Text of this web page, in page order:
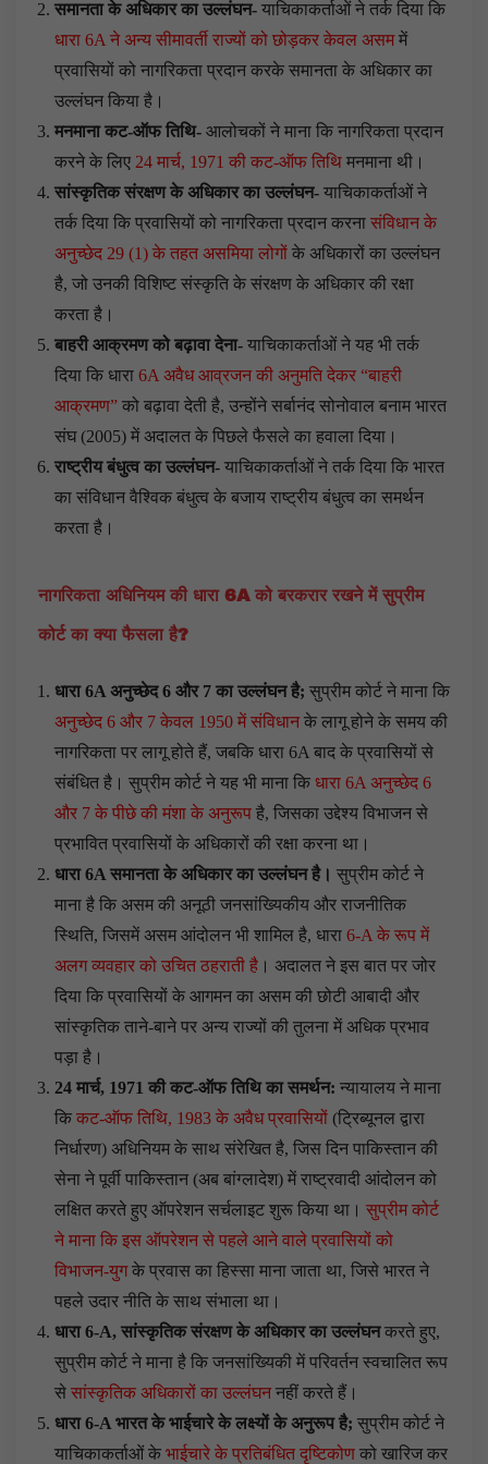
समानता के अधिकार का उल्लंघन- याचिकाकर्ताओं ने तर्क दिया कि
धारा 6A ने अन्य सीमावर्ती राज्यों को छोड़कर केवल असममें
प्रवासियों को नागरिकता प्रदान करके समानता के अधिकार का
उल्लंघन किया है।
मनमाना कट-ऑफ तिथि- आलोचकों ने माना कि नागरिकता प्रदान
करने के लिए 24 मार्च, 1971 की कट-ऑफ तिथि मनमाना थी।
सांस्कृतिक संरक्षण के अधिकार का उल्लंघन- याचिकाकर्ताओं ने
तर्क दिया कि प्रवासियों को नागरिकता प्रदान करना संविधान के
अनुच्छेद 29 (1) के तहत असमिया लोगों के अधिकारों का उल्लंघन
है, जो उनकी विशिष्ट संस्कृति के संरक्षण के अधिकार की रक्षा
करता है।
बाहरी आक्रमण को बढ़ावा देना- याचिकाकर्ताओं ने यह भी तर्क
दिया कि धारा 6A अवैध आव्रजन की अनुमति देकर “बाहरी
आक्रमण” को बढ़ावा देती है, उन्होंने सर्बानंद सोनोवाल बनाम भारत
संघ (2005) में अदालत के पिछले फैसले का हवाला दिया।
राष्ट्रीय बंधुत्व का उल्लंघन- याचिकाकर्ताओं ने तर्क दिया कि भारत
का संविधान वैश्विक बंधुत्व के बजाय राष्ट्रीय बंधुत्व का समर्थन
करता है।
नागरिकता अधिनियम की धारा 6A को बरकरार रखने में सुप्रीम
कोर्ट का क्या फैसला है?
धारा 6A अनुच्छेद 6 और 7 का उल्लंघन है; सुप्रीम कोर्ट ने माना कि
अनुच्छेद 6 और 7 केवल 1950 में संविधान के लागू होने के समय की
नागरिकता पर लागू होते हैं, जबकि धारा 6A बाद के प्रवासियों से
संबंधित है। सुप्रीम कोर्ट ने यह भी माना कि धारा 6A अनुच्छेद 6
और 7 के पीछे की मंशा के अनुरूप है, जिसका उद्देश्य विभाजन से
प्रभावित प्रवासियों के अधिकारों की रक्षा करना था।
धारा 6A समानता के अधिकार का उल्लंघन है। सुप्रीम कोर्ट ने
माना है कि असम की अनूठी जनसांख्यिकीय और राजनीतिक
स्थिति, जिसमें असम आंदोलन भी शामिल है, धारा 6-A के रूप में
अलग व्यवहार को उचित ठहराती है । अदालत ने इस बात पर जोर
दिया कि प्रवासियों के आगमन का असम की छोटी आबादी और
सांस्कृतिक ताने-बाने पर अन्य राज्यों की तुलना में अधिक प्रभाव
पड़ा है।
24 मार्च, 1971 की कट-ऑफ तिथि का समर्थन: न्यायालय ने माना
कि कट-ऑफ तिथि, 1983 के अवैध प्रवासियों (ट्रिब्यूनल द्वारा
निर्धारण) अधिनियम के साथ संरेखित है, जिस दिन पाकिस्तान की
सेना ने पूर्वी पाकिस्तान (अब बांग्लादेश) में राष्ट्रवादी आंदोलन को
लक्षित करते हुए ऑपरेशन सर्चलाइट शुरू किया था। सुप्रीम कोर्ट
ने माना कि इस ऑपरेशन से पहले आने वाले प्रवासियों को
विभाजन-युगके प्रवास का हिस्सा माना जाता था, जिसे भारत ने
पहले उदार नीति के साथ संभाला था।
धारा 6-A, सांस्कृतिक संरक्षण के अधिकार का उल्लंघनकरते हुए,
सुप्रीम कोर्ट ने माना है कि जनसांख्यिकी में परिवर्तन स्वचालित रूप
से सांस्कृतिक अधिकारों का उल्लंघन नहीं करते हैं।
धारा 6-A भारत के भाईचारे के लक्ष्यों के अनुरूप है; सुप्रीम कोर्ट ने
याचिकाकर्ताओं के भाईचारे के प्रतिबंधित दृष्टिकोण को खारिज कर